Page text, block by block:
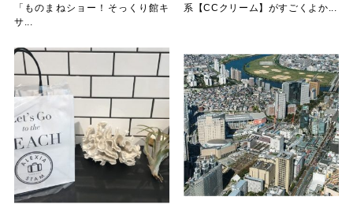
「ものまねショー！そっくり館キ
サ...
系【CCクリーム】がすごくよか...